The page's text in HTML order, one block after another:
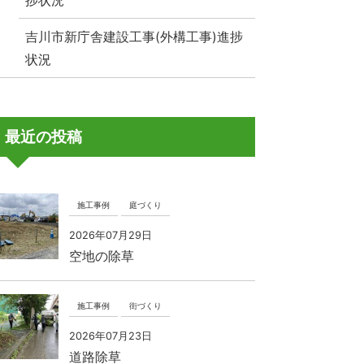
吉川市新庁舎建設工事(外構工事)進捗
状況
最近の投稿
施工事例 庭づくり
2026年07月29日
空地の除草
施工事例 街づくり
2026年07月23日
道路除草